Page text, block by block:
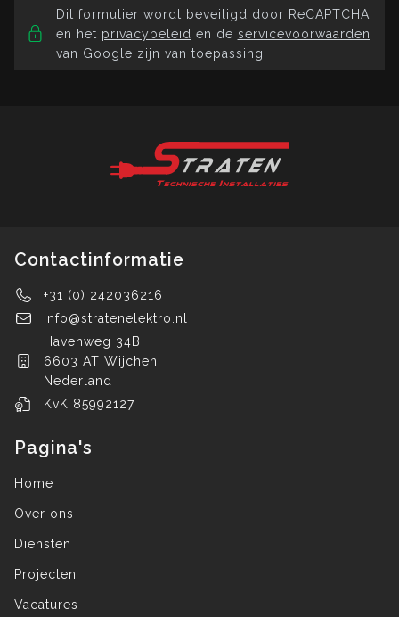
Dit formulier wordt beveiligd door ReCAPTCHA
en het privacybeleid en de servicevoorwaarden
van Google zijn van toepassing.
Contactinformatie
+31 (0) 242036216
info@stratenelektro.nl
Havenweg 34B
6603 AT Wijchen
Nederland
KvK 85992127
Pagina's
Home
Over ons
Diensten
Projecten
Vacatures